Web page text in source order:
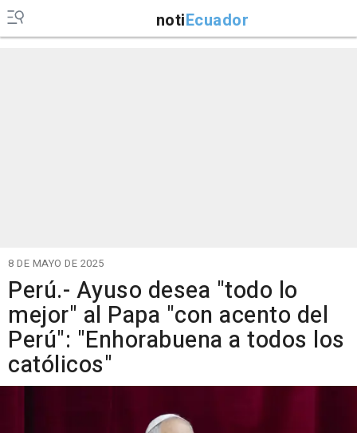
notiEcuador
8 DE MAYO DE 2025
Perú.- Ayuso desea "todo lo
mejor" al Papa "con acento del
Perú": "Enhorabuena a todos los
católicos"